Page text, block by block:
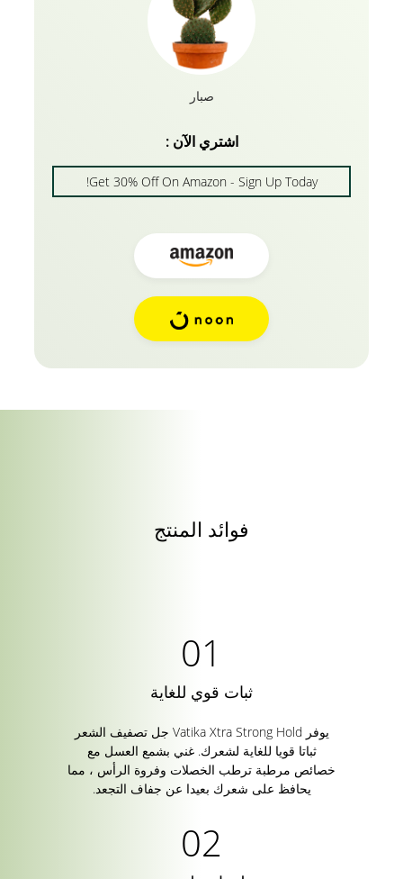
الشعر الخالي من الكحول لا يترك أي بقايا ، مما يحافظ
بعض الشمع بالسبابة والإصبع الأوسط. افركي أصابعك معا
مرري إحدى يديك عبر الشعر ومرري أصابعك من خلال
الشمع الشعر بنفس الأسلوب. 3. حركي أصابعك على
شعرك. سوف يعطونها نظرة خلفية في مهب. استمر في
دفع شعرك في الموضع الذي تريده بالشمع حتى يصبح كل
جل تصفيف الشعر يحافظ على فروة رأسك وشعرك رطبا
مما يوفر لك ثباتا قويا للغاية وخاليا من القرمشة مع لمعان
طبيعي. يحمي شمع جل التصفيف القوي من فاتيكا
ناتشورالز شعرك من الحرارة مما يوفر لشعرك ثباتا
ولمعانا قويا. يمنح شمع جل التصفيف متوسط الحمل من
فاتيكا ناتشورالز شعرك حجما وسماكة، مما يوفر لشعرك
صبار
اشتري الآن :
Get 30% Off On Amazon - Sign Up Today!
فوائد المنتج
ثبات قوي للغاية
يوفر Vatika Xtra Strong Hold جل تصفيف الشعر
ثباتا قويا للغاية لشعرك. غني بشمع العسل مع
خصائص مرطبة ترطب الخصلات وفروة الرأس ، مما
يحافظ على شعرك بعيدا عن جفاف التجعد.